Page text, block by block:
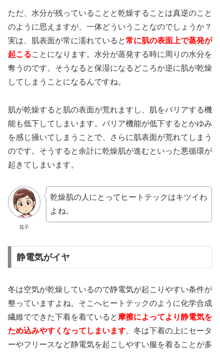
ただ、水分が残っていることと乾燥することは真逆のこと
のように思えますが、一体どういうことなのでしょうか？
実は、肌表面が常に濡れていると常に肌の表面上で蒸発が
起こることになります。水分が蒸発する時に周りの水分を
奪うのです。そうなると保湿になるどころか逆に肌が乾燥
してしまうことになるんですね。
肌が乾燥すると肌の表面が荒れますし、肌をバリアする機
能も低下してしまいます。バリア機能が低下するとかゆみ
を感じ掻いてしまうことで、さらに肌表面が荒れてしまう
のです。そうすると余計に乾燥肌が進むといった悪循環が
起きてしまいます。
花子
乾燥肌の人にとってヒートテックはキツイわ
よね。
静電気がイヤ
冬は空気が乾燥しているので静電気が起こりやすい条件が
整っていますよね。そこへヒートテックのように化学合成
繊維でできた下着を着ていると 摩擦によってより静電気を
ため込みやすくなってしまいます。冬は下着の上にセータ
ーやフリースなど静電気を起こしやすい服を着ることが多